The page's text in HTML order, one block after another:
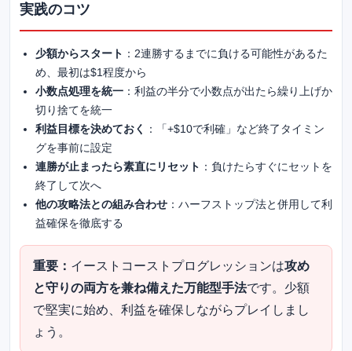
実践のコツ
少額からスタート ：2連勝するまでに負ける可能性があるた
め、最初は$1程度から
小数点処理を統一 ：利益の半分で小数点が出たら繰り上げか
切り捨てを統一
利益目標を決めておく
：「+$10で利確」など終了タイミン
グを事前に設定
連勝が止まったら素直にリセット ：負けたらすぐにセットを
終了して次へ
他の攻略法との組み合わせ ：ハーフストップ法と併用して利
益確保を徹底する
重要： イーストコーストプログレッションは攻め
と守りの両方を兼ね備えた万能型手法です。少額
で堅実に始め、利益を確保しながらプレイしまし
ょう。